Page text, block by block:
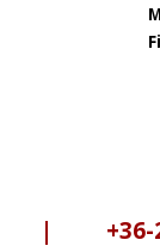
| +36-